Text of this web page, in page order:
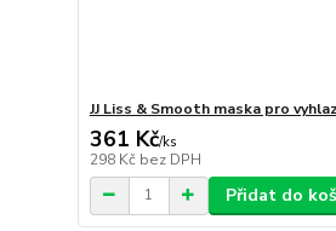
JJ Liss & Smooth maska pro
361 Kč/ks
298 Kč bez DPH
Přidat do